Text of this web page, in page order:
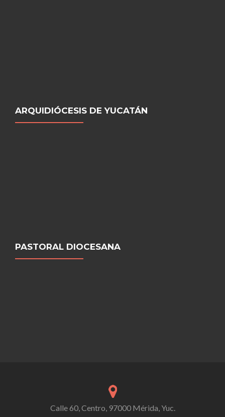
ARQUIDIÓCESIS DE YUCATÁN
PASTORAL DIOCESANA
Calle 60, Centro, 97000 Mérida, Yuc.